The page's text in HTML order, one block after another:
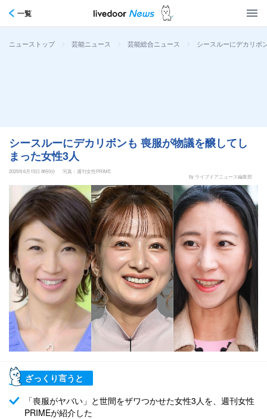
一覧
ニューストップ > 芸能ニュース > 芸能総合ニュース > シースルーにデカリボ
シースルーにデカリボンも 喪服が物議を醸してし
まった女性3人
2025年6月15日 8時0分
写真：週刊女性PRIME
by ライブドアニュース編集部
ざっくり言うと
「喪服がヤバい」と世間をザワつかせた女性3人を、週刊女性
PRIMEが紹介した